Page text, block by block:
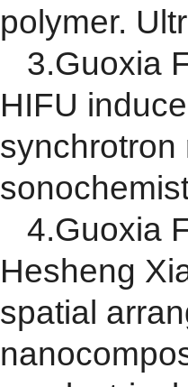
polymer.
3.Guoxia
HIFU
synchrotron
4.Guoxia
Hesheng
spatial